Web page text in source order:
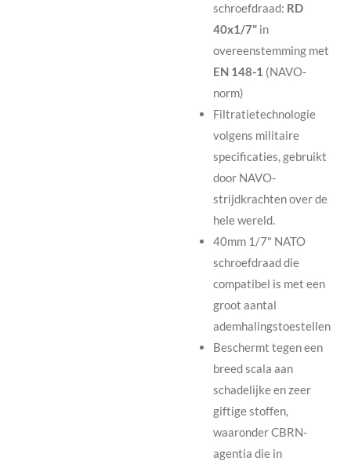
schroefdraad: RD
40x1/7"in
overeenstemming met
EN 148-1 (NAVO-
norm)
Filtratietechnologie
volgens militaire
specificaties, gebruikt
door NAVO-
strijdkrachten over de
hele wereld.
40mm 1/7" NATO
schroefdraad die
compatibel is met een
groot aantal
ademhalingstoestellen
Beschermt tegen een
breed scala aan
schadelijke en zeer
giftige stoffen,
waaronder CBRN-
agentia die in